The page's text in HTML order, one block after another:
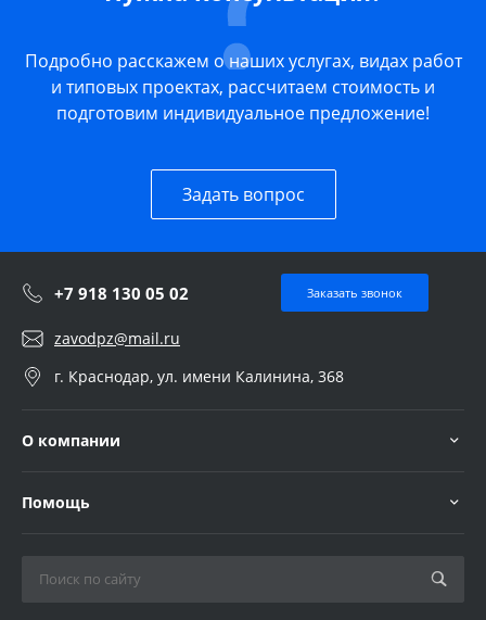
Подробно расскажем о наших услугах, видах работ
и типовых проектах, рассчитаем стоимость и
подготовим индивидуальное предложение!
Задать вопрос
+7 918 130 05 02 Заказать звонок
zavodpz@mail.ru
г. Краснодар, ул. имени Калинина, 368
О компании
Помощь